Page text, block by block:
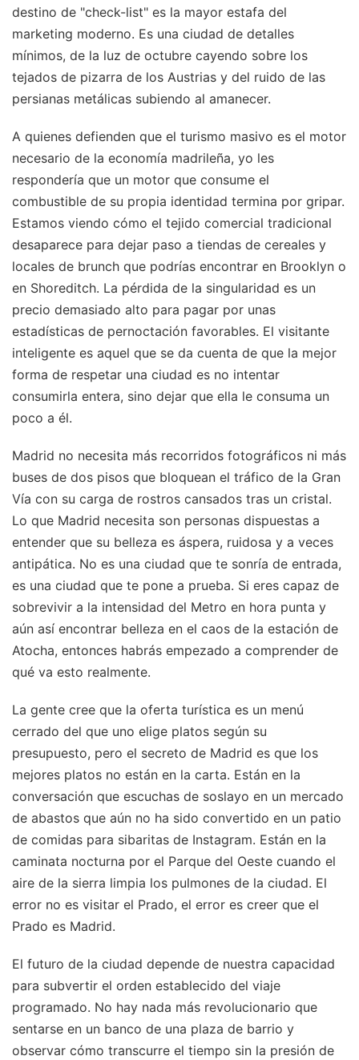
destino de "check-list" es la mayor estafa del
marketing moderno. Es una ciudad de detalles
mínimos, de la luz de octubre cayendo sobre los
tejados de pizarra de los Austrias y del ruido de las
persianas metálicas subiendo al amanecer.
A quienes defienden que el turismo masivo es el motor
necesario de la economía madrileña, yo les
respondería que un motor que consume el
combustible de su propia identidad termina por gripar.
Estamos viendo cómo el tejido comercial tradicional
desaparece para dejar paso a tiendas de cereales y
locales de brunch que podrías encontrar en Brooklyn o
en Shoreditch. La pérdida de la singularidad es un
precio demasiado alto para pagar por unas
estadísticas de pernoctación favorables. El visitante
inteligente es aquel que se da cuenta de que la mejor
forma de respetar una ciudad es no intentar
consumirla entera, sino dejar que ella le consuma un
poco a él.
Madrid no necesita más recorridos fotográficos ni más
buses de dos pisos que bloquean el tráfico de la Gran
Vía con su carga de rostros cansados tras un cristal.
Lo que Madrid necesita son personas dispuestas a
entender que su belleza es áspera, ruidosa y a veces
antipática. No es una ciudad que te sonría de entrada,
es una ciudad que te pone a prueba. Si eres capaz de
sobrevivir a la intensidad del Metro en hora punta y
aún así encontrar belleza en el caos de la estación de
Atocha, entonces habrás empezado a comprender de
qué va esto realmente.
La gente cree que la oferta turística es un menú
cerrado del que uno elige platos según su
presupuesto, pero el secreto de Madrid es que los
mejores platos no están en la carta. Están en la
conversación que escuchas de soslayo en un mercado
de abastos que aún no ha sido convertido en un patio
de comidas para sibaritas de Instagram. Están en la
caminata nocturna por el Parque del Oeste cuando el
aire de la sierra limpia los pulmones de la ciudad. El
error no es visitar el Prado, el error es creer que el
Prado es Madrid.
El futuro de la ciudad depende de nuestra capacidad
para subvertir el orden establecido del viaje
programado. No hay nada más revolucionario que
sentarse en un banco de una plaza de barrio y
observar cómo transcurre el tiempo sin la presión de